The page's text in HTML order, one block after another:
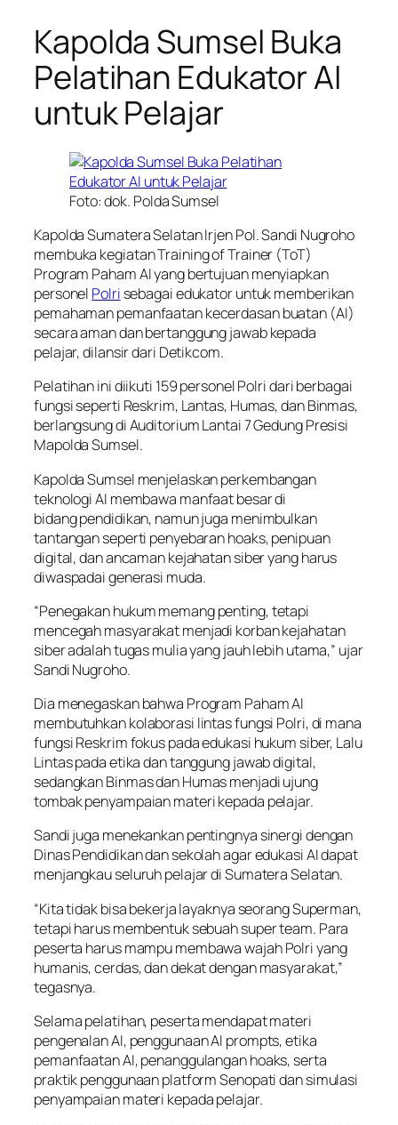
Kapolda Sumsel Buka
Pelatihan Edukator AI
untuk Pelajar
Foto: dok. Polda Sumsel
Kapolda Sumatera Selatan Irjen Pol. Sandi Nugroho
membuka kegiatan Training of Trainer (ToT)
Program Paham AI yang bertujuan menyiapkan
personel Polri sebagai edukator untuk memberikan
pemahaman pemanfaatan kecerdasan buatan (AI)
secara aman dan bertanggung jawab kepada
pelajar, dilansir dari Detikcom.
Pelatihan ini diikuti 159 personel Polri dari berbagai
fungsi seperti Reskrim, Lantas, Humas, dan Binmas,
berlangsung di Auditorium Lantai 7 Gedung Presisi
Mapolda Sumsel.
Kapolda Sumsel menjelaskan perkembangan
teknologi AI membawa manfaat besar di
bidang pendidikan, namun juga menimbulkan
tantangan seperti penyebaran hoaks, penipuan
digital, dan ancaman kejahatan siber yang harus
diwaspadai generasi muda.
“Penegakan hukum memang penting, tetapi
mencegah masyarakat menjadi korban kejahatan
siber adalah tugas mulia yang jauh lebih utama,” ujar
Sandi Nugroho.
Dia menegaskan bahwa Program Paham AI
membutuhkan kolaborasi lintas fungsi Polri, di mana
fungsi Reskrim fokus pada edukasi hukum siber, Lalu
Lintas pada etika dan tanggung jawab digital,
sedangkan Binmas dan Humas menjadi ujung
tombak penyampaian materi kepada pelajar.
Sandi juga menekankan pentingnya sinergi dengan
Dinas Pendidikan dan sekolah agar edukasi AI dapat
menjangkau seluruh pelajar di Sumatera Selatan.
“Kita tidak bisa bekerja layaknya seorang Superman,
tetapi harus membentuk sebuah super team. Para
peserta harus mampu membawa wajah Polri yang
humanis, cerdas, dan dekat dengan masyarakat,”
tegasnya.
Selama pelatihan, peserta mendapat materi
pengenalan AI, penggunaan AI prompts, etika
pemanfaatan AI, penanggulangan hoaks, serta
praktik penggunaan platform Senopati dan simulasi
penyampaian materi kepada pelajar.